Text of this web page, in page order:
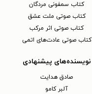
کتاب سمفونی مردگان
کتاب صوتی ملت عشق
کتاب صوتی اثر مرکب
کتاب صوتی عادت‌های اتمی
نویسنده‌های پیشنهادی
صادق هدایت
آلبر کامو